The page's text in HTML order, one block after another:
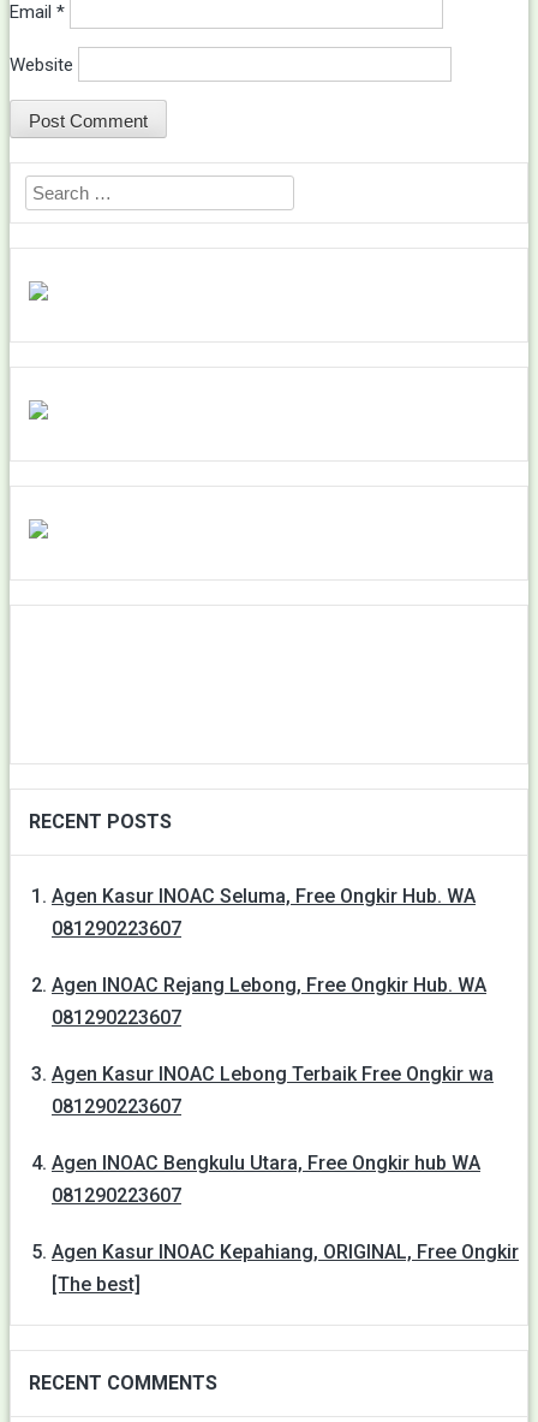
Email *
Website
Search
for:
RECENT POSTS
Agen Kasur INOAC Seluma, Free Ongkir Hub. WA
081290223607
Agen INOAC Rejang Lebong, Free Ongkir Hub. WA
081290223607
Agen Kasur INOAC Lebong Terbaik Free Ongkir wa
081290223607
Agen INOAC Bengkulu Utara, Free Ongkir hub WA
081290223607
Agen Kasur INOAC Kepahiang, ORIGINAL, Free Ongkir
[The best]
RECENT COMMENTS